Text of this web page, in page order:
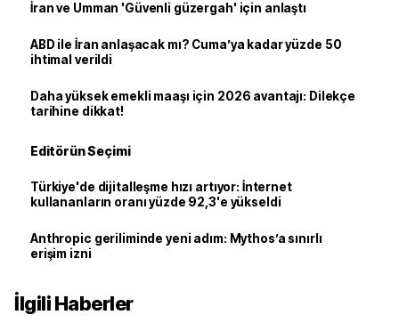
İran ve Umman 'Güvenli güzergah' için anlaştı
ABD ile İran anlaşacak mı? Cuma’ya kadar yüzde 50
ihtimal verildi
Daha yüksek emekli maaşı için 2026 avantajı: Dilekçe
tarihine dikkat!
Editörün Seçimi
Türkiye'de dijitalleşme hızı artıyor: İnternet
kullananların oranı yüzde 92,3'e yükseldi
Anthropic geriliminde yeni adım: Mythos’a sınırlı
erişim izni
İlgili Haberler